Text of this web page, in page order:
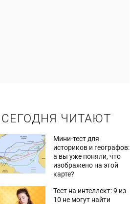
СЕГОДНЯ ЧИТАЮТ
Мини-тест для
историков и географов:
а вы уже поняли, что
изображено на этой
карте?
Тест на интеллект: 9 из
10 не могут найти